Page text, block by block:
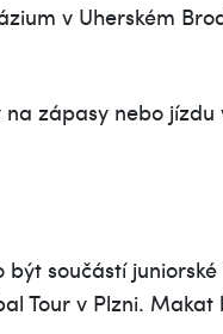
v Uherském
zápasy nebo
součástí
Tour v Plzni.